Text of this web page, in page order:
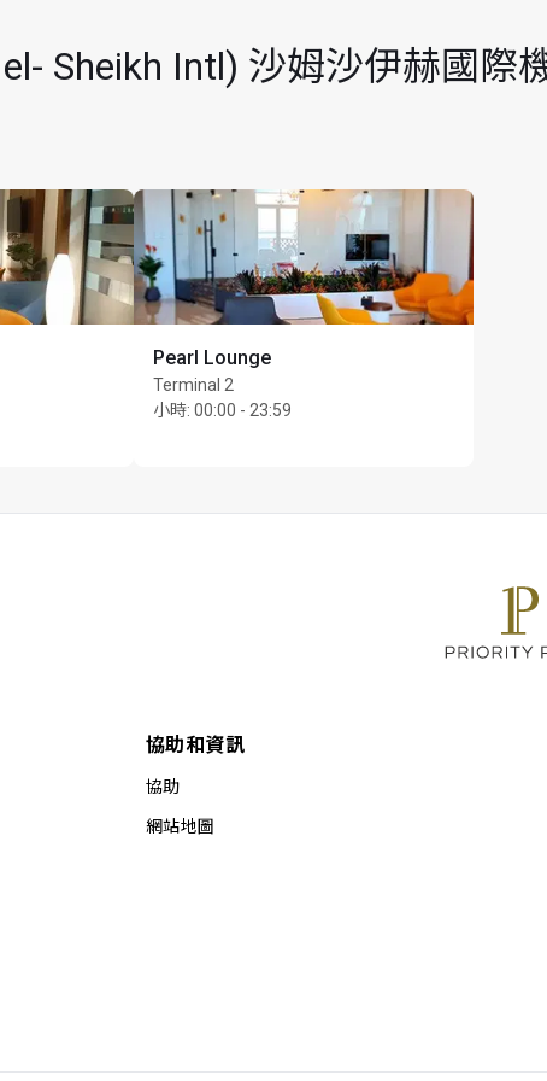
Sheikh Intl) 沙姆沙伊赫國際
Pearl Lounge
Terminal 2
小時: 00:00 - 23:59
協助和資訊
協助
網站地圖